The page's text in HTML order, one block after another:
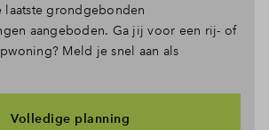
laatste grondgebonden
aangeboden. Ga jij voor een rij- of
Meld je snel aan als
Volledige planning